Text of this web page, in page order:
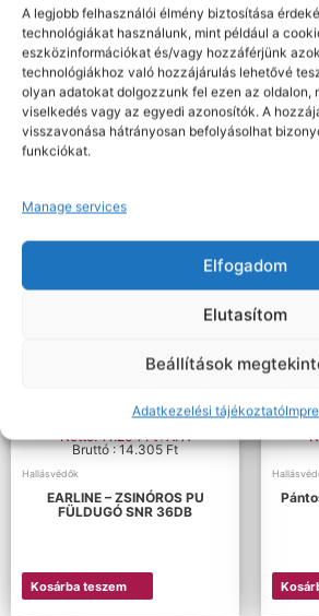
A legjobb felhasználói élmény biztosítása
technológiákat használunk, mint például a
eszközinformációkat és/vagy hozzáférjünk
technológiákhoz való hozzájárulás lehetővé
olyan adatokat dolgozzunk fel ezen az oldalon,
viselkedés vagy az egyedi azonosítók. A
visszavonása hátrányosan befolyásolhat
funkciókat.
Manage services
Elfogadom
Elutasítom
Beállítások
Adatkezelési tájékoztató
Hallásvédők
PU hab füldugó (200 pár)
narancs
Kosárba teszem
Bell
Nettó: 11.264 Ft+ÁFA
Bruttó : 14.305 Ft
Hallásvédők
EARLINE – ZSINÓROS PU
FÜLDUGÓ SNR 36DB
Kosárba teszem